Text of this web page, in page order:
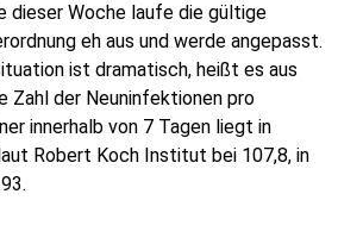
dieser Woche laufe die gültige
eh aus und werde angepasst.
ist dramatisch, heißt es aus
Zahl der Neuninfektionen pro
innerhalb von 7 Tagen liegt in
Robert Koch Institut bei 107,8, in